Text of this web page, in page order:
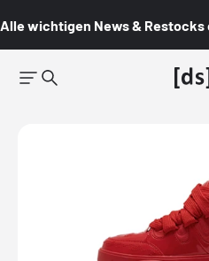
Alle wichtigen News & Restocks